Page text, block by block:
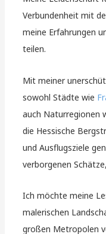
Verbundenheit mit
meine Erfahrungen
teilen.
Mit meiner
sowohl Städte wie
auch Naturregionen
die Hessische
und Ausflugsziele
verborgenen
Ich möchte meine
malerischen
großen Metropolen